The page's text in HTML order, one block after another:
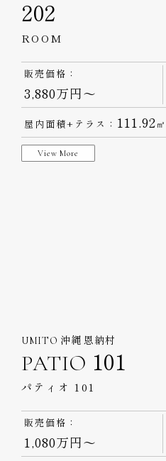
202
ROOM
販売価格：
3,880万円～
屋内面積+テラス： 111.92 ㎡
View More
UMITO 沖縄 恩納村
PATIO 101
パティオ 101
販売価格：
1,080万円～